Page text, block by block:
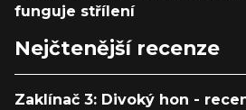
funguje střílení
Nejčtenější recenze
Zaklínač 3: Divoký hon -